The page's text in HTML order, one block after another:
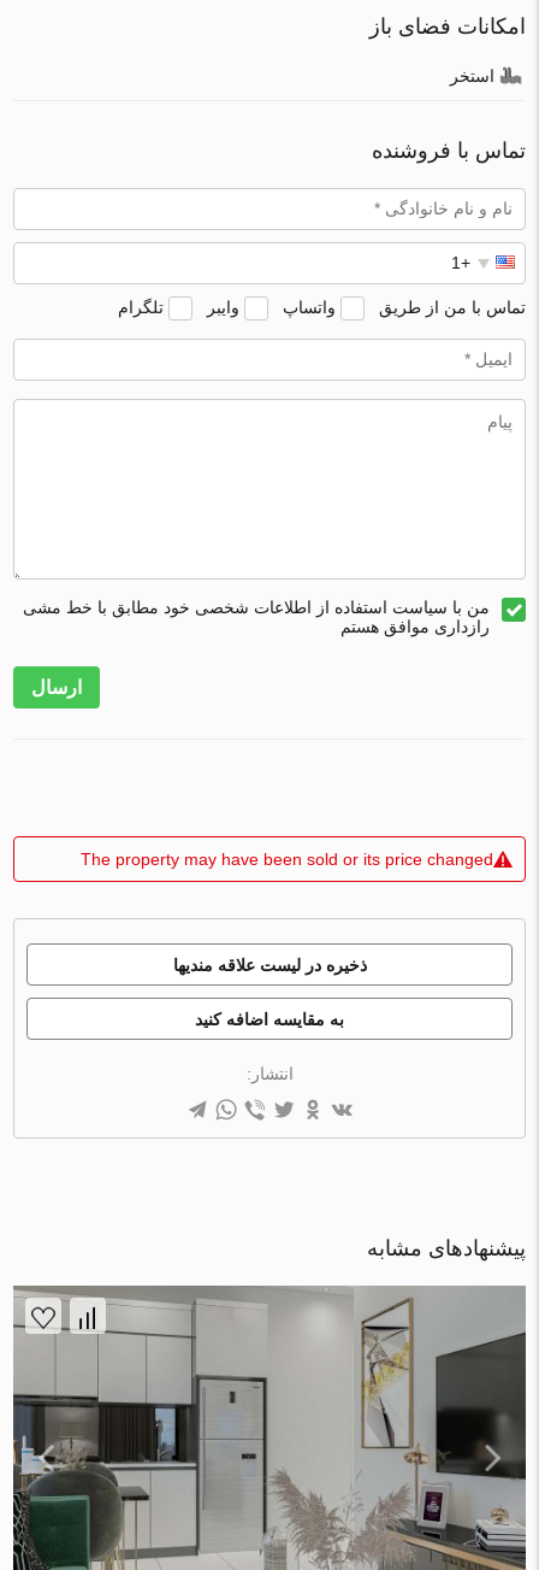
امکانات فضای باز
استخر
تماس با فروشنده
تماس با من از طریق واتساپ وایبر تلگرام
من با سیاست استفاده از اطلاعات شخصی خود مطابق با خط مشی
رازداری موافق هستم
ارسال
The property may have been sold or its price changed
ذخیره در لیست علاقه مندیها
به مقایسه اضافه کنید
انتشار:
پیشنهادهای مشابه